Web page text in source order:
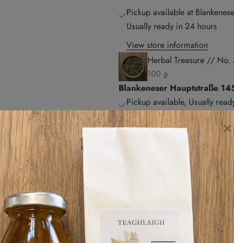
Pickup available at
Usually ready in 24 hours
View store information
Herbal Treasure // No.
100 g
Blankeneser Hauptstraße
Pickup available, Usually
Blankeneser Hauptstraße 145
22587 Hamburg
Verantwortliches
Theodor Maass GmbH,